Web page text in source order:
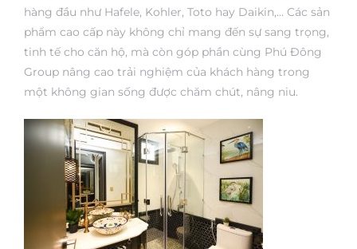
hàng đầu như Hafele, Kohler, Toto hay Daikin,… Các sản
phẩm cao cấp này không chỉ mang đến sự sang trọng,
tinh tế cho căn hộ, mà còn góp phần cùng Phú Đông
Group nâng cao trải nghiệm của khách hàng trong
một không gian sống được chăm chút, nâng niu.